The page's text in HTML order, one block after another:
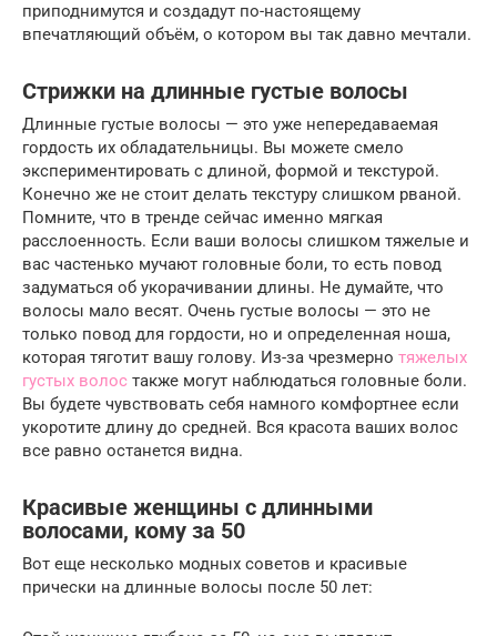
приподнимутся и создадут по-настоящему
впечатляющий объём, о котором вы так давно мечтали.
Стрижки на длинные густые волосы
Длинные густые волосы — это уже непередаваемая
гордость их обладательницы. Вы можете смело
экспериментировать с длиной, формой и текстурой.
Конечно же не стоит делать текстуру слишком рваной.
Помните, что в тренде сейчас именно мягкая
расслоенность. Если ваши волосы слишком тяжелые и
вас частенько мучают головные боли, то есть повод
задуматься об укорачивании длины. Не думайте, что
волосы мало весят. Очень густые волосы — это не
только повод для гордости, но и определенная ноша,
которая тяготит вашу голову. Из-за чрезмерно тяжелых
густых волос также могут наблюдаться головные боли.
Вы будете чувствовать себя намного комфортнее если
укоротите длину до средней. Вся красота ваших волос
все равно останется видна.
Красивые женщины с длинными
волосами, кому за 50
Вот еще несколько модных советов и красивые
прически на длинные волосы после 50 лет: